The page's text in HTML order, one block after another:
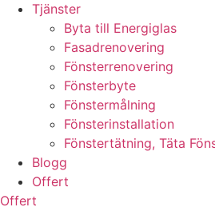
Tjänster
Byta till Energiglas
Fasadrenovering
Fönsterrenovering
Fönsterbyte
Fönstermålning
Fönsterinstallation
Fönstertätning, Täta
Blogg
Offert
Offert